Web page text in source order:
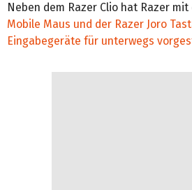
f
0
s
e
Neben dem Razer Clio hat Razer mit
Mobile Maus und der Razer Joro
Eingabegeräte für unterwegs